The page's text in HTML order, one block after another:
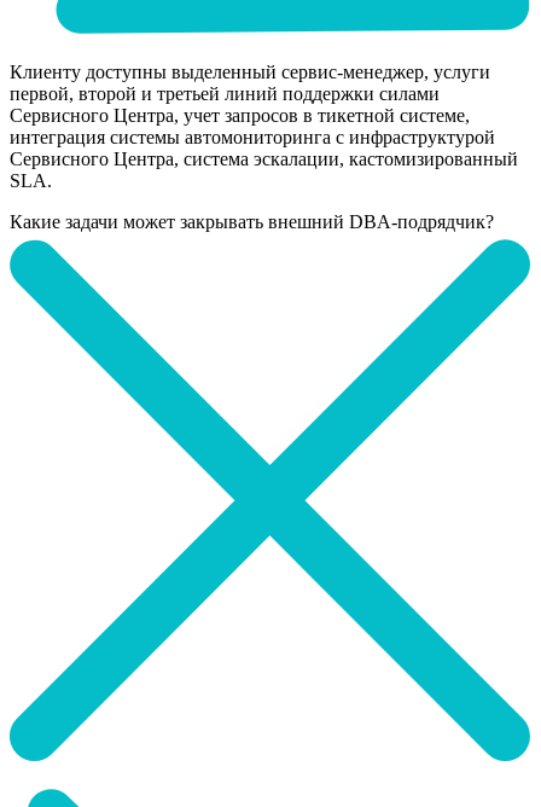
Клиенту доступны выделенный сервис-менеджер, услуги
первой, второй и третьей линий поддержки силами
Сервисного Центра, учет запросов в тикетной системе,
интеграция системы автомониторинга с инфраструктурой
Сервисного Центра, система эскалации, кастомизированный
SLA.
Какие задачи может закрывать внешний DBA-подрядчик?